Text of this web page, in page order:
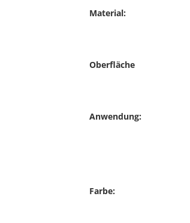
Material:
Oberfläche
Anwendung:
Farbe: